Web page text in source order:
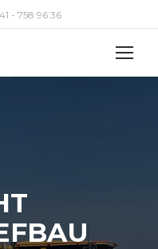
- 758 96 36